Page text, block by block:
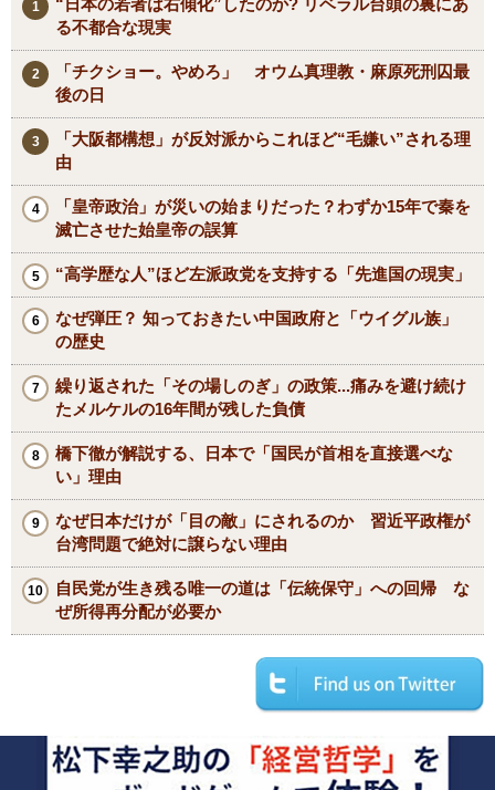
“日本の若者は右傾化”したのか? リベラル台頭の裏にあ
る不都合な現実
「チクショー。やめろ」 オウム真理教・麻原死刑囚最
後の日
「大阪都構想」が反対派からこれほど“毛嫌い”される理
由
「皇帝政治」が災いの始まりだった？わずか15年で秦を
滅亡させた始皇帝の誤算
“高学歴な人”ほど左派政党を支持する「先進国の現実」
なぜ弾圧？ 知っておきたい中国政府と「ウイグル族」
の歴史
繰り返された「その場しのぎ」の政策...痛みを避け続け
たメルケルの16年間が残した負債
橋下徹が解説する、日本で「国民が首相を直接選べな
い」理由
なぜ日本だけが「目の敵」にされるのか 習近平政権が
台湾問題で絶対に譲らない理由
自民党が生き残る唯一の道は「伝統保守」への回帰 な
ぜ所得再分配が必要か